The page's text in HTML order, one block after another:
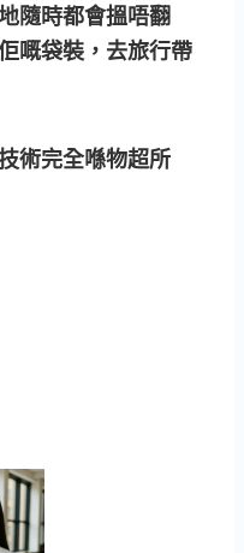
隨時都會搵唔翻
嘅袋裝，去旅行帶
術完全喺物超所